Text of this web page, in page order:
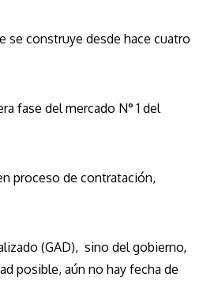
se construye desde hace cuatro
fase del mercado N° 1 del
proceso de contratación,
(GAD), sino del gobierno,
posible, aún no hay fecha de